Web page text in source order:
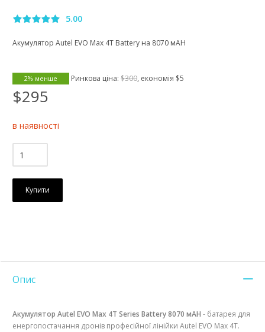
5.00
Акумулятор Autel EVO Max 4T Battery на 8070 мАН
2% менше Ринкова ціна: $300, економія $5
$295
в наявності
Купити
Опис
Акумулятор Autel EVO Max 4T Series Battery 8070 мАН - батарея для
енергопостачання дронів професійної лінійки Autel EVO Max 4T.